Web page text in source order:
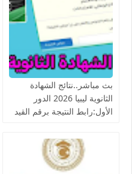
بث مباشر..نتائج الشهادة
الثانوية ليبيا 2026 الدور
الأول:رابط النتيجة برقم القيد